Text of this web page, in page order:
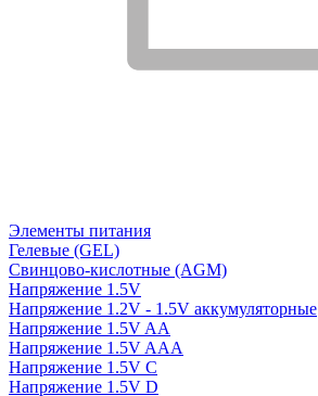
Элементы питания
Гелевые (GEL)
Свинцово-кислотные (AGM)
Напряжение 1.5V
Напряжение 1.2V - 1.5V аккумуляторные
Напряжение 1.5V AA
Напряжение 1.5V AAA
Напряжение 1.5V C
Напряжение 1.5V D